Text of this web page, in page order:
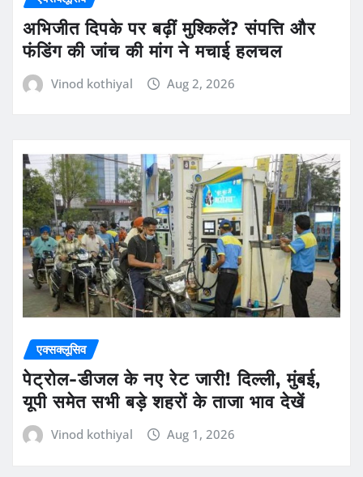
अभिजीत दिपके पर बढ़ीं मुश्किलें? संपत्ति और
फंडिंग की जांच की मांग ने मचाई हलचल
Vinod kothiyal Aug 2, 2026
एक्सक्लूसिव
पेट्रोल-डीजल के नए रेट जारी! दिल्ली, मुंबई,
यूपी समेत सभी बड़े शहरों के ताजा भाव देखें
Vinod kothiyal Aug 1, 2026